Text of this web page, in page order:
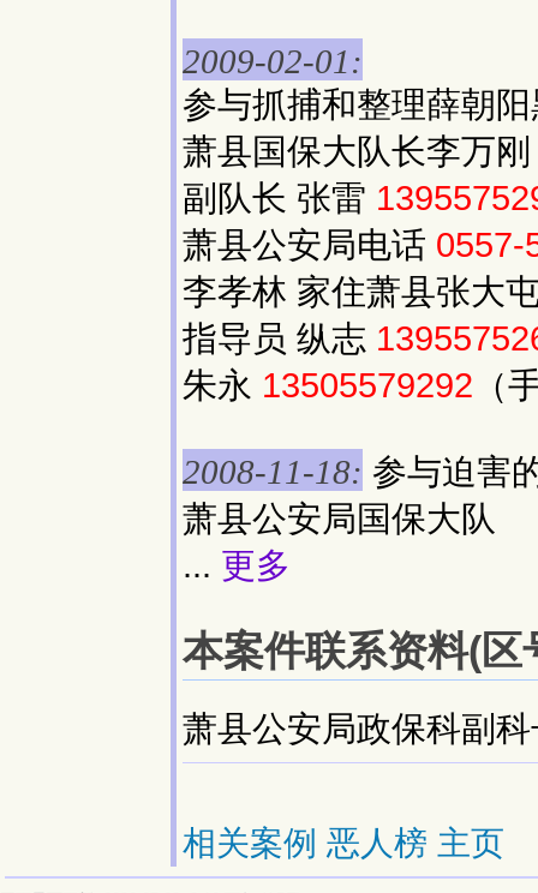
2009-02-01:
参与抓捕和整理薛朝
萧县国保大队长李万
副队长 张雷
萧县公安局电话 0557-
李孝林 家住萧县张大
指导员 纵志
朱永 13505579292 （
2008-11-18: 参与迫害
萧县公安局国保大队
... 更多
本案件联系资料(区
萧县公安局政保科副
相关案例 恶人榜 主页